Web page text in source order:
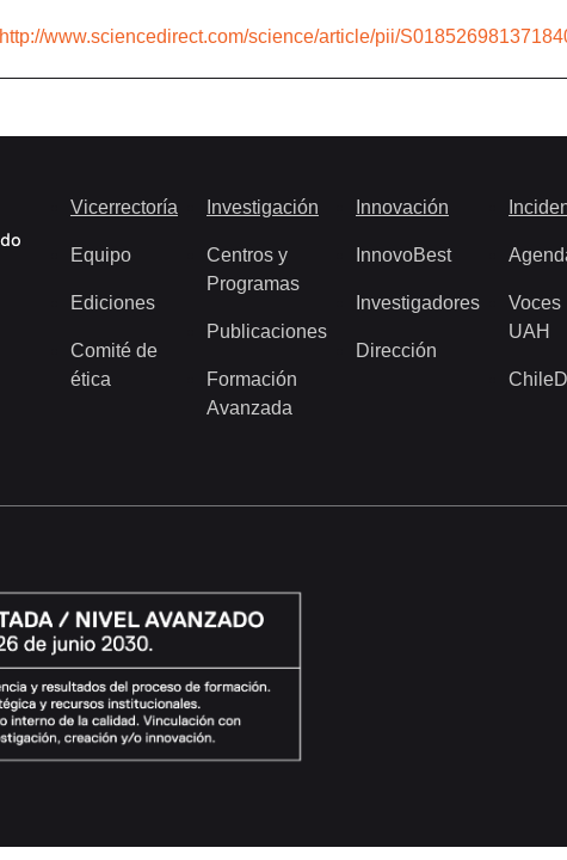
http://www.sciencedirect.com/science/article/pii/
Vicerrectoría
Equipo
Ediciones
Comité de
ética
Investigación
Centros y
Programas
Publicaciones
Formación
Avanzada
Innovación
InnovoBest
Investigadores
Dirección
Voces
UAH